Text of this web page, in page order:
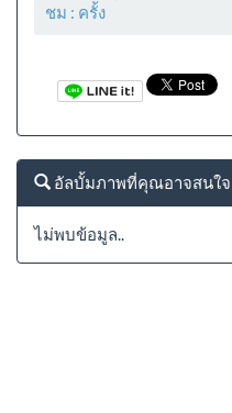
ชม : ครั้ง
อัลบั้มภาพที่คุณอาจสนใจ
ไม่พบข้อมูล..